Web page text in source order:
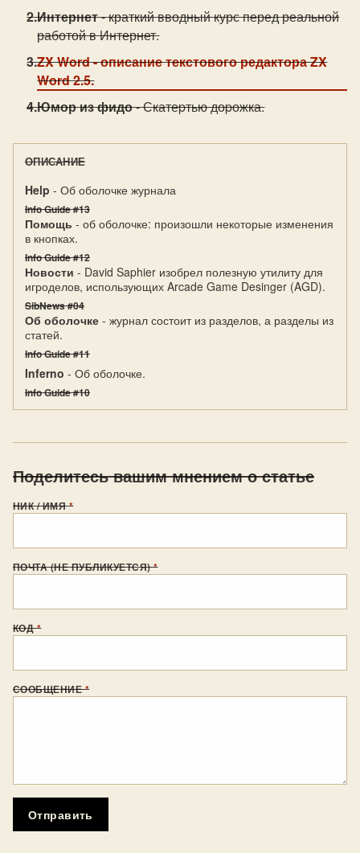
Интернет- краткий вводный курс перед реальной
работой в Интернет.
ZX Word- описание текстового редактора ZX
Word 2.5.
Юмор из фидо- Скатеpтью доpожка.
ОПИСАНИЕ
Help - Об оболочке журнала
Info Guide #13
Помощь - об оболочке: произошли некоторые изменения
в кнопках.
Info Guide #12
Новости - David Saphier изобрел полезную утилиту для
игроделов, использующих Arcade Game Desinger (AGD).
SibNews #04
Об оболочке - журнал состоит из разделов, а разделы из
статей.
Info Guide #11
Inferno - Об оболочке.
Info Guide #10
Поделитесь вашим мнением о статье
НИК / ИМЯ*
ПОЧТА (НЕ ПУБЛИКУЕТСЯ)*
КОД*
СООБЩЕНИЕ*
Отправить